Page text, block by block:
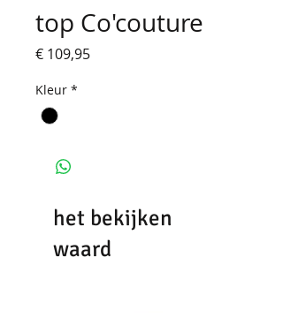
top Co'couture
€ 109,95Prijs
Kleur *
het bekijken
waard